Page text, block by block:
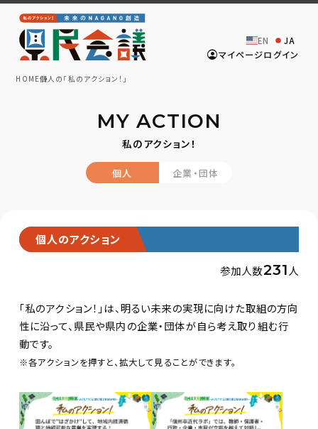
マイページログイン
EN JA
HOME個人の「私のアクション！」
MY ACTION
私のアクション！
個人 企業・団体
個人のアクション
参加人数231人
「私のアクション！」は、明るい未来の実現に向けた取組の方向
性に沿って、県民や県内の企業・団体が自ら考え取り組む行
動です。
※各アクションを押すと、拡大して見ることができます。